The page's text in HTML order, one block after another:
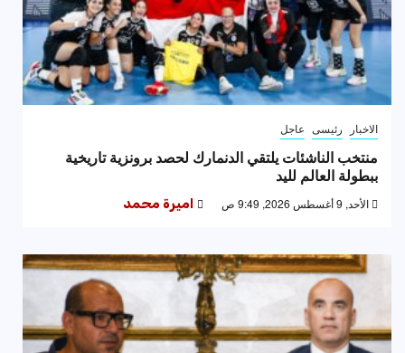
الاخبار رئيسى عاجل
منتخب الناشئات يلتقي الدنمارك لحصد برونزية تاريخية
ببطولة العالم لليد
الأحد, 9 أغسطس 2026, 9:49 ص اميرة محمد